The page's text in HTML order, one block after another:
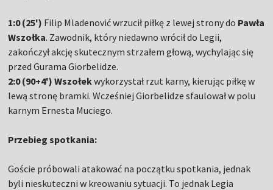
1:0 (25') Filip Mladenović wrzucił piłkę z lewej strony do Pawła
Wszołka. Zawodnik, który niedawno wrócił do Legii,
zakończył akcję skutecznym strzałem głową, wychylając się
przed Gurama Giorbelidze.
2:0 (90+4') Wszołekwykorzystał rzut karny, kierując piłkę w
lewą stronę bramki. Wcześniej Giorbelidze sfaulował w polu
karnym Ernesta Muciego.
Przebieg spotkania:
Goście próbowali atakować na początku spotkania, jednak
byli nieskuteczni w kreowaniu sytuacji. To jednak Legia